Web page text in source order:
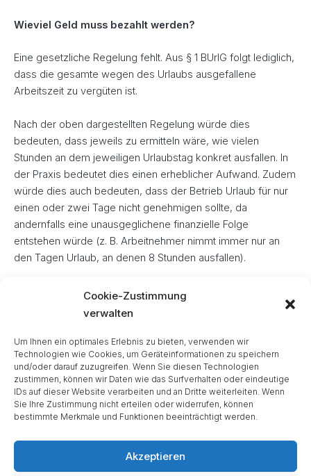
Cookie-Zustimmung
verwalten
Um Ihnen ein optimales Erlebnis zu bieten, verwenden wir
Technologien wie Cookies, um Geräteinformationen zu speichern
und/oder darauf zuzugreifen. Wenn Sie diesen Technologien
zustimmen, können wir Daten wie das Surfverhalten oder eindeutige
IDs auf dieser Website verarbeiten und an Dritte weiterleiten. Wenn
Sie Ihre Zustimmung nicht erteilen oder widerrufen, können
bestimmte Merkmale und Funktionen beeinträchtigt werden.
Akzeptieren
Wieviel Geld muss bezahlt werden?
Eine gesetzliche Regelung fehlt. Aus § 1 BUrlG folgt lediglich,
dass die gesamte wegen des Urlaubs ausgefallene
Arbeitszeit zu vergüten ist.
Nach der oben dargestellten Regelung würde dies
bedeuten, dass jeweils zu ermitteln wäre, wie vielen
Stunden an dem jeweiligen Urlaubstag konkret ausfallen. In
der Praxis bedeutet dies einen erheblicher Aufwand. Zudem
würde dies auch bedeuten, dass der Betrieb Urlaub für nur
einen oder zwei Tage nicht genehmigen sollte, da
andernfalls eine unausgeglichene finanzielle Folge
entstehen würde (z. B. Arbeitnehmer nimmt immer nur an
den Tagen Urlaub, an denen 8 Stunden ausfallen).
Dieses Ergebnis lässt sich durch vertragliche Vereinbarung
vermeiden. Es ist zu empfehlen, einen Stundenansatz pro
vereinbaren.
ZURÜCK WEITER